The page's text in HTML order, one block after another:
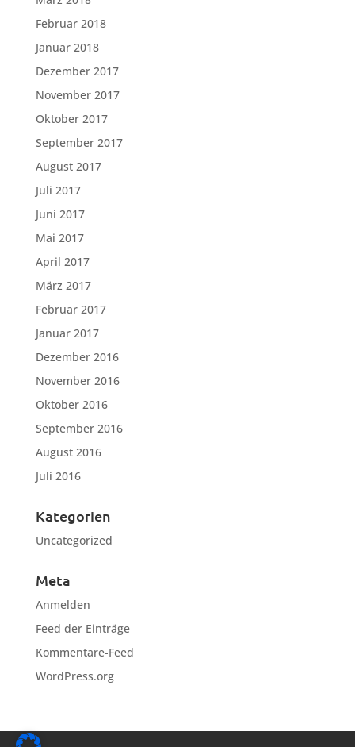
Februar 2018
Januar 2018
Dezember 2017
November 2017
Oktober 2017
September 2017
August 2017
Juli 2017
Juni 2017
Mai 2017
April 2017
März 2017
Februar 2017
Januar 2017
Dezember 2016
November 2016
Oktober 2016
September 2016
August 2016
Juli 2016
Kategorien
Uncategorized
Meta
Anmelden
Feed der Einträge
Kommentare-Feed
WordPress.org